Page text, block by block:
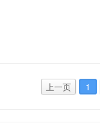
上一页 1